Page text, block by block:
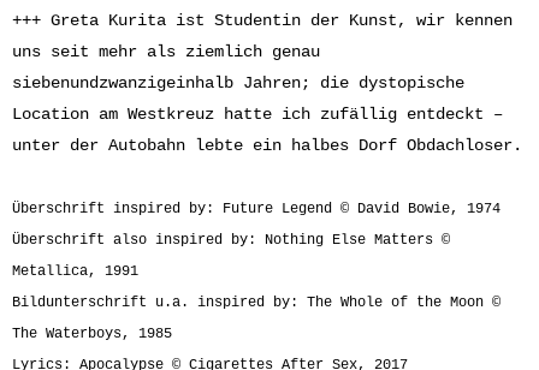
+++ Greta Kurita ist Studentin der Kunst, wir kennen
uns seit mehr als ziemlich genau
siebenundzwanzigeinhalb Jahren; die dystopische
Location am Westkreuz hatte ich zufällig entdeckt –
unter der Autobahn lebte ein halbes Dorf Obdachloser.
Überschrift inspired by: Future Legend © David Bowie, 1974
Überschrift also inspired by: Nothing Else Matters ©
Metallica, 1991
Bildunterschrift u.a. inspired by: The Whole of the Moon ©
The Waterboys, 1985
Lyrics: Apocalypse © Cigarettes After Sex, 2017